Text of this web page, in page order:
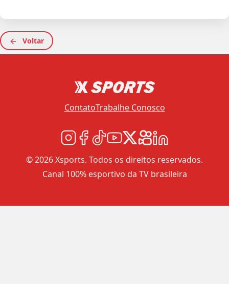
Voltar
ContatoTrabalhe Conosco
© 2026 Xsports. Todos os direitos reservados.
Canal 100% esportivo da TV brasileira